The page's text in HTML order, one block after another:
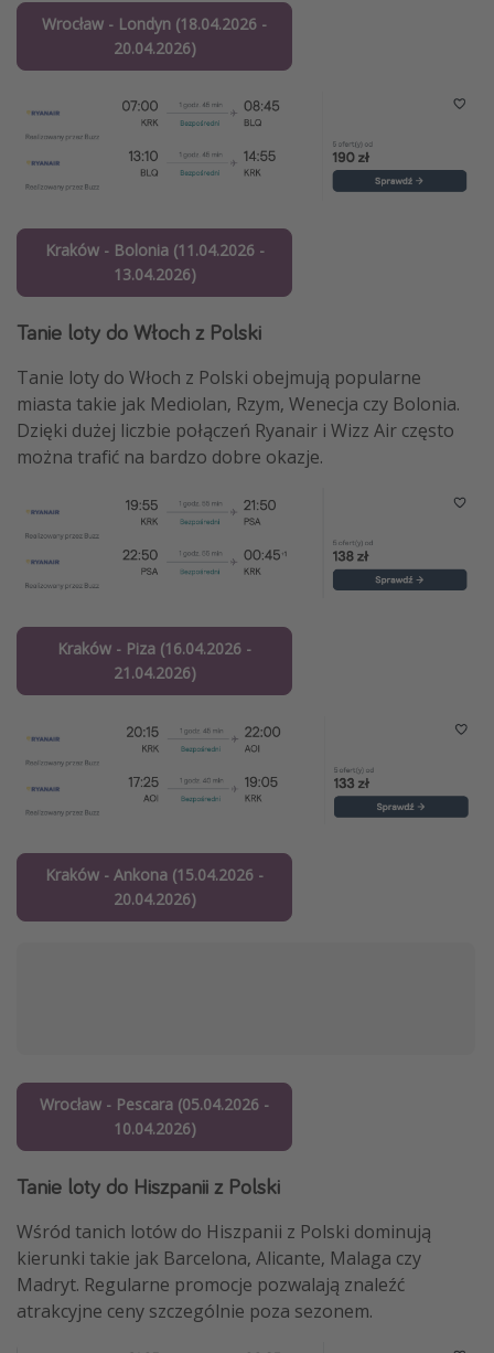
Wrocław - Londyn (18.04.2026 -
20.04.2026)
Kraków - Bolonia (11.04.2026 -
13.04.2026)
Tanie loty do Włoch z Polski
Tanie loty do Włoch z Polski obejmują popularne
miasta takie jak Mediolan, Rzym, Wenecja czy Bolonia.
Dzięki dużej liczbie połączeń Ryanair i Wizz Air często
można trafić na bardzo dobre okazje.
Kraków - Piza (16.04.2026 -
21.04.2026)
Kraków - Ankona (15.04.2026 -
20.04.2026)
Wrocław - Pescara (05.04.2026 -
10.04.2026)
Tanie loty do Hiszpanii z Polski
Wśród tanich lotów do Hiszpanii z Polski dominują
kierunki takie jak Barcelona, Alicante, Malaga czy
Madryt. Regularne promocje pozwalają znaleźć
atrakcyjne ceny szczególnie poza sezonem.